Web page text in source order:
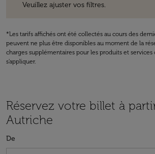
Veuillez ajuster vos filtres.
*Les tarifs affichés ont été collectés au cours des
peuvent ne plus être disponibles au moment de la
charges supplémentaires pour les produits et
s'appliquer.
Réservez votre billet à
Autriche
De